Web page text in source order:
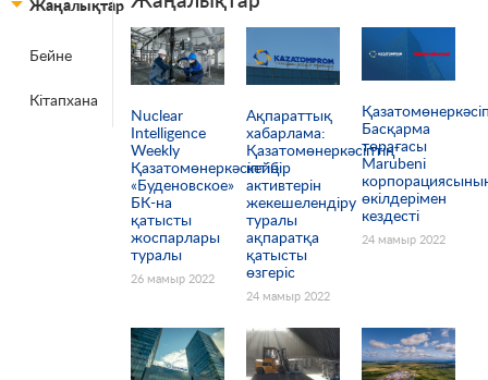
Жаңалықтар
Бейне
Кітапхана
Nuclear
Intelligence
Weekly
Қазатомөнеркәсіптің
«Буденовское»
БК-на
қатысты
жоспарлары
туралы
26 мамыр 2022
Ақпараттық
хабарлама:
Қазатомөнеркәсіптің
кейбір
активтерін
жекешелендіру
туралы
ақпаратқа
қатысты
өзгеріс
24 мамыр 2022
Басқарма
төрағасы
Marubeni
өкілдерімен
кездесті
24 мамыр 2022
Беттер